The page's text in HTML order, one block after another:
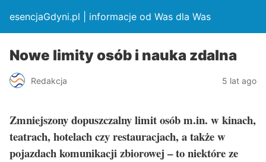
esencjaGdyni.pl | informacje od Was dla Was
Nowe limity osób i nauka zdalna
Redakcja 5 lat ago
Zmniejszony dopuszczalny limit osób m.in. w kinach,
teatrach, hotelach czy restauracjach, a także w
pojazdach komunikacji zbiorowej – to niektóre ze